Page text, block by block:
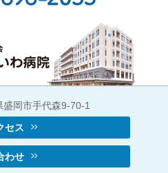
岡市手代森9-70-1
セス
わせ